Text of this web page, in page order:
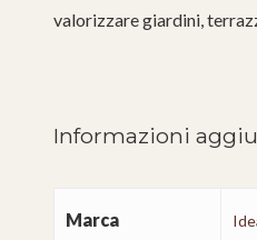
valorizzare giardini,
Informazioni
Marca